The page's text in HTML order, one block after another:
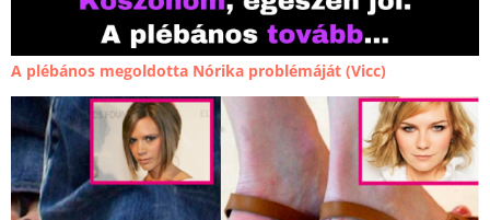
A plébános megoldotta Nórika problémáját (Vicc)